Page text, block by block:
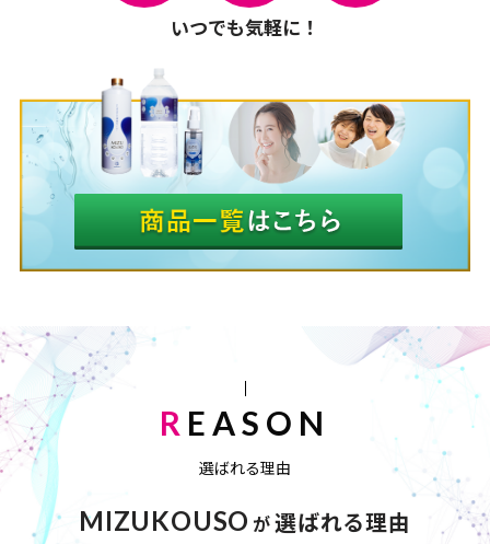
いつでも気軽に！
REASON
選ばれる理由
MIZUKOUSO が選ばれる理由